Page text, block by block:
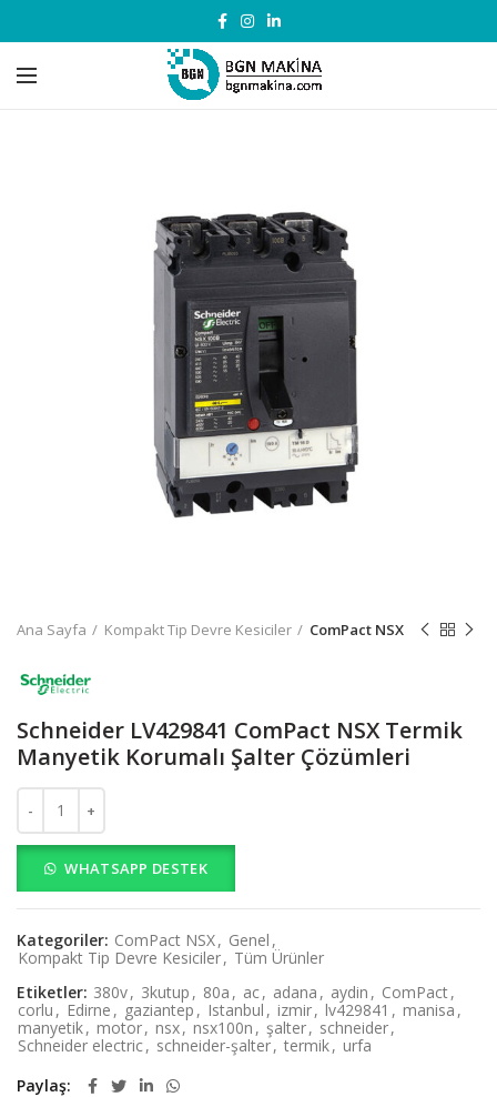
Ana Sayfa Kompakt Tip Devre Kesiciler ComPact NSX
Schneider LV429841 ComPact NSX Termik
Manyetik Korumalı Şalter Çözümleri
Schneider LV429841 ComPact NSX Termik Manyetik Korumalı
WHATSAPP DESTEK
Kategoriler: ComPact NSX, Genel ,
Kompakt Tip Devre Kesiciler, Tüm Ürünler
Etiketler: 380v, 3kutup , 80a , ac, adana , aydin , ComPact,
corlu , Edirne , gaziantep , Istanbul , izmir, lv429841 , manisa ,
manyetik, motor, nsx, nsx100n , şalter, schneider,
Schneider electric, schneider-şalter, termik, urfa
Paylaş